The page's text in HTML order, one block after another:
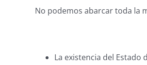
No podemos abarcar toda la
La existencia del Estado